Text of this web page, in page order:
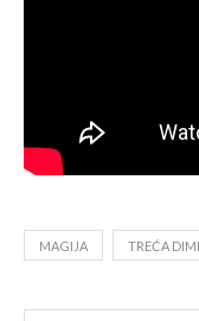
MAGIJA TREĆA